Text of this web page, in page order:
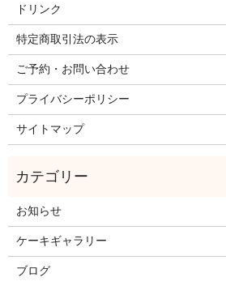
ドリンク
特定商取引法の表示
ご予約・お問い合わせ
プライバシーポリシー
サイトマップ
お知らせ
ケーキギャラリー
ブログ